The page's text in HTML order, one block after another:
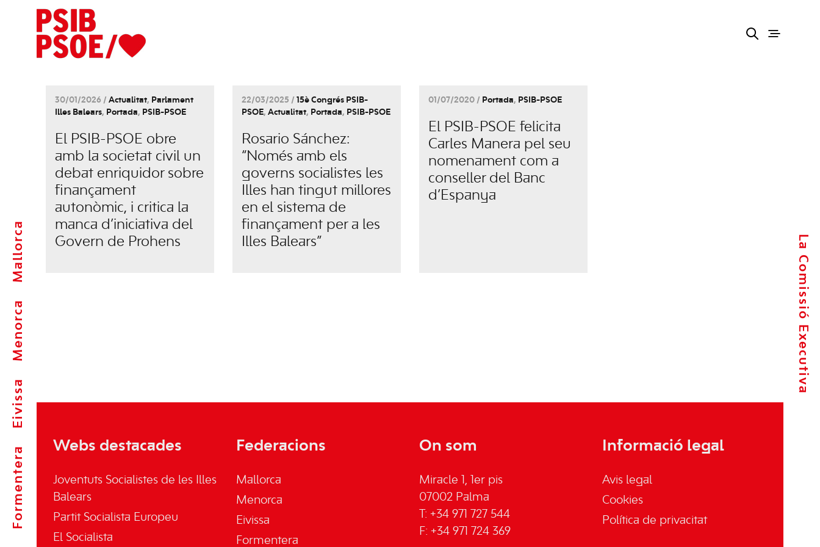
Formentera
Eivissa
Menorca
Mallorca La Comissió Executiva
30/01/2026 / Actualitat, Parlament
Illes Balears, Portada, PSIB-PSOE
El PSIB-PSOE obre
amb la societat civil un
debat enriquidor sobre
finançament
autonòmic, i critica la
manca d’iniciativa del
Govern de Prohens
22/03/2025 / 15è Congrés PSIB-
PSOE, Actualitat, Portada, PSIB-PSOE
Rosario Sánchez:
“Només amb els
governs socialistes les
Illes han tingut millores
en el sistema de
finançament per a les
Illes Balears”
01/07/2020 / Portada, PSIB-PSOE
El PSIB-PSOE felicita
Carles Manera pel seu
nomenament com a
conseller del Banc
d’Espanya
Webs destacades
Joventuts Socialistes de les Illes
Balears
Partit Socialista Europeu
El Socialista
Federacions
Mallorca
Menorca
Eivissa
Formentera
On som
Miracle 1, 1er pis
07002 Palma
T: +34 971 727 544
F: +34 971 724 369
Informació legal
Avis legal
Cookies
Política de privacitat